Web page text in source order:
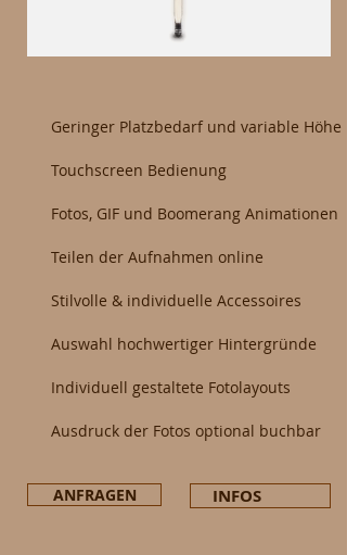
Geringer Platzbedarf und variable Höhe
Touchscreen Bedienung
Fotos, GIF und Boomerang Animationen
Teilen der Aufnahmen online
Stilvolle & individuelle Accessoires
Auswahl hochwertiger Hintergründe
Individuell gestaltete Fotolayouts
Ausdruck der Fotos optional buchbar
ANFRAGEN INFOS